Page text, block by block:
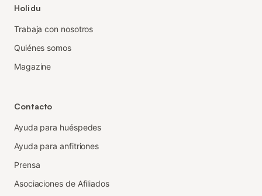
Holidu
Trabaja con nosotros
Quiénes somos
Magazine
Contacto
Ayuda para huéspedes
Ayuda para anfitriones
Prensa
Asociaciones de Afiliados